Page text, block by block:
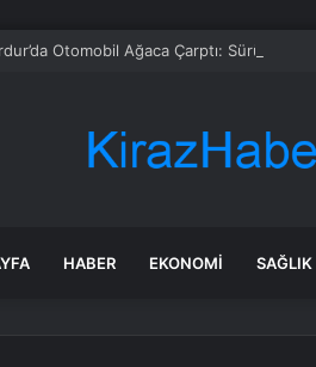
Otomobil Ağaca Çarptı: Sürücü Yaralı
HABER EKONOMI SAĞLIK